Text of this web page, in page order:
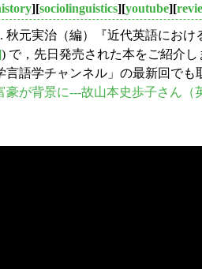
][sociolinguistics][youtube][
元実治（編）『近代英語におけ
) で，先日発売された本をご紹介
言語学チャンネル」の最新回でも
豪が背景に---故山本史歩子さん